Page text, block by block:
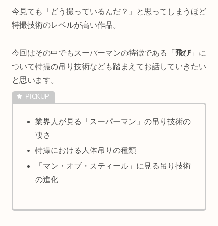
今見ても「どう撮っているんだ？」と思ってしまうほど
特撮技術のレベルが高い作品。
今回はその中でもスーパーマンの特徴である「 飛び」に
ついて特撮の吊り技術なども踏まえてお話していきたい
と思います。
業界人が見る「スーパーマン」の吊り技術の
凄さ
特撮における人体吊りの種類
「マン・オブ・スティール」に見る吊り技術
の進化